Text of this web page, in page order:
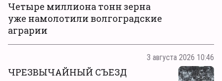
Четыре миллиона тонн зерна
уже намолотили волгоградские
аграрии
3 августа 2026 10:46
ЧРЕЗВЫЧАЙНЫЙ СЪЕЗД